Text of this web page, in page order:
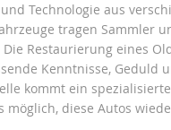
Technologie aus
tragen Sammler
Restaurierung eines
Kenntnisse, Geduld
kommt ein
möglich, diese Autos